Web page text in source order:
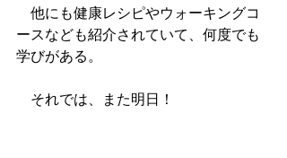
他にも健康レシピやウォーキングコ
ースなども紹介されていて、何度でも
学びがある。
それでは、また明日！